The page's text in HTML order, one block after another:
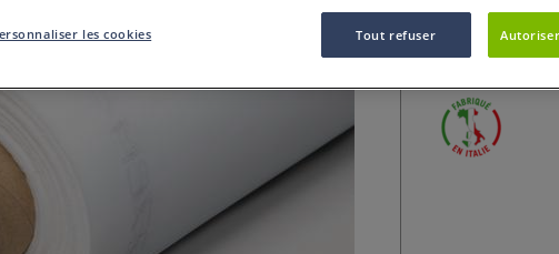
Le tissu de
fins sur des t-
Tout refuser
les cookies